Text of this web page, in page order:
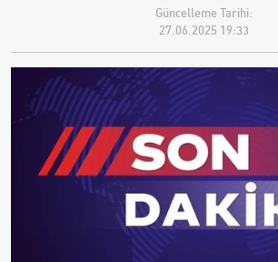
Güncelleme Tarihi:
27.06.2025 19:33